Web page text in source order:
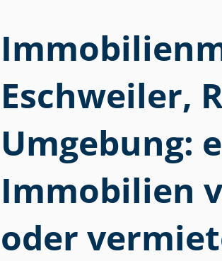
Eschweiler,
Umgebung:
Immobilien
oder